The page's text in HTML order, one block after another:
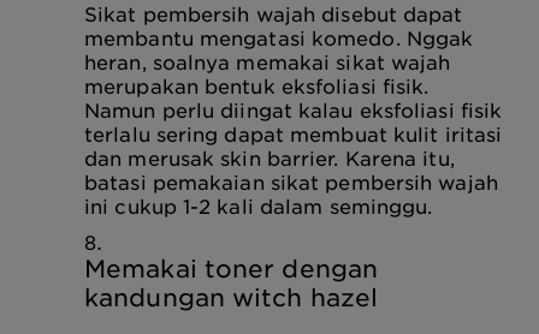
Sikat pembersih wajah disebut dapat
membantu mengatasi komedo. Nggak
heran, soalnya memakai sikat wajah
merupakan bentuk eksfoliasi fisik.
Namun perlu diingat kalau eksfoliasi fisik
terlalu sering dapat membuat kulit iritasi
dan merusak skin barrier. Karena itu,
batasi pemakaian sikat pembersih wajah
ini cukup 1-2 kali dalam seminggu.
Memakai toner dengan
kandungan witch hazel